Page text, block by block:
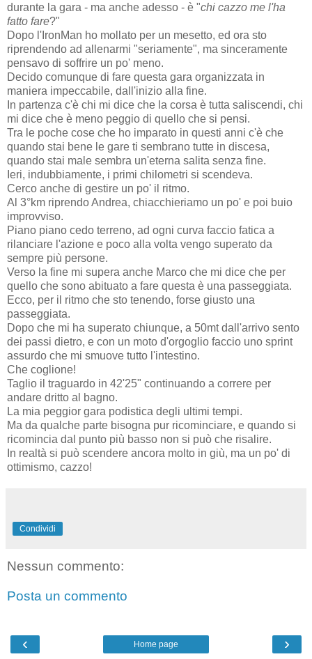
durante la gara - ma anche adesso - è "chi cazzo me l'ha
fatto fare?"
Dopo l'IronMan ho mollato per un mesetto, ed ora sto
riprendendo ad allenarmi "seriamente", ma sinceramente
pensavo di soffrire un po' meno.
Decido comunque di fare questa gara organizzata in
maniera impeccabile, dall'inizio alla fine.
In partenza c'è chi mi dice che la corsa è tutta saliscendi, chi
mi dice che è meno peggio di quello che si pensi.
Tra le poche cose che ho imparato in questi anni c'è che
quando stai bene le gare ti sembrano tutte in discesa,
quando stai male sembra un'eterna salita senza fine.
Ieri, indubbiamente, i primi chilometri si scendeva.
Cerco anche di gestire un po' il ritmo.
Al 3°km riprendo Andrea, chiacchieriamo un po' e poi buio
improvviso.
Piano piano cedo terreno, ad ogni curva faccio fatica a
rilanciare l'azione e poco alla volta vengo superato da
sempre più persone.
Verso la fine mi supera anche Marco che mi dice che per
quello che sono abituato a fare questa è una passeggiata.
Ecco, per il ritmo che sto tenendo, forse giusto una
passeggiata.
Dopo che mi ha superato chiunque, a 50mt dall'arrivo sento
dei passi dietro, e con un moto d'orgoglio faccio uno sprint
assurdo che mi smuove tutto l'intestino.
Che coglione!
Taglio il traguardo in 42'25" continuando a correre per
andare dritto al bagno.
La mia peggior gara podistica degli ultimi tempi.
Ma da qualche parte bisogna pur ricominciare, e quando si
ricomincia dal punto più basso non si può che risalire.
In realtà si può scendere ancora molto in giù, ma un po' di
ottimismo, cazzo!
Condividi
Nessun commento:
Posta un commento
‹ ›
Home page